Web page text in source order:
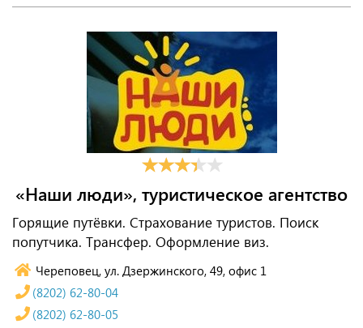
«Наши люди», туристическое агентство
Горящие путёвки. Страхование туристов. Поиск
попутчика. Трансфер. Оформление виз.
Череповец, ул. Дзержинского, 49, офис 1
(8202) 62-80-04
(8202) 62-80-05